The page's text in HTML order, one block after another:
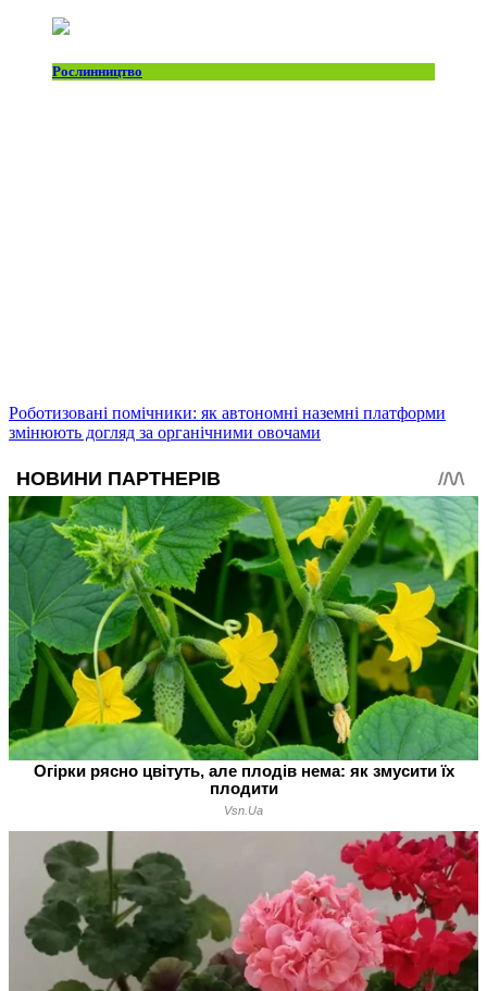
Рослинництво
Роботизовані помічники: як автономні наземні платформи
змінюють догляд за органічними овочами